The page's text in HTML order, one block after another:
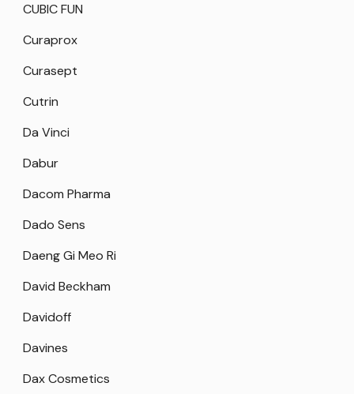
CUBIC FUN
Curaprox
Curasept
Cutrin
Da Vinci
Dabur
Dacom Pharma
Dado Sens
Daeng Gi Meo Ri
David Beckham
Davidoff
Davines
Dax Cosmetics